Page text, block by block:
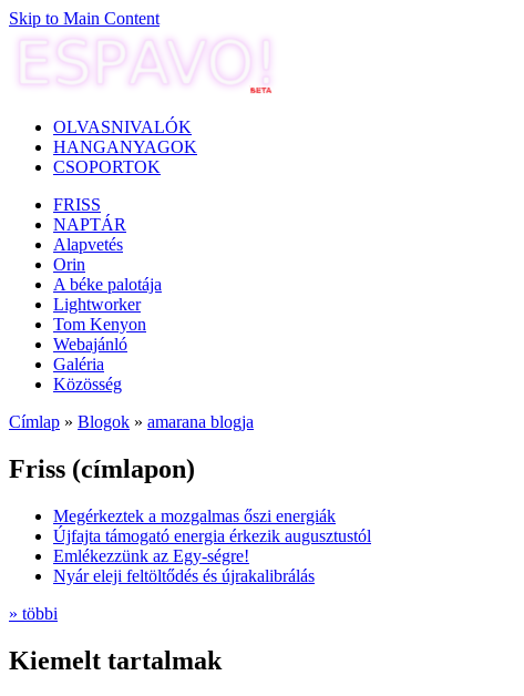
Skip to Main Content
OLVASNIVALÓK
HANGANYAGOK
CSOPORTOK
FRISS
NAPTÁR
Alapvetés
Orin
A béke palotája
Lightworker
Tom Kenyon
Webajánló
Galéria
Közösség
Címlap » Blogok » amarana blogja
Friss (címlapon)
Megérkeztek a mozgalmas őszi energiák
Újfajta támogató energia érkezik augusztustól
Emlékezzünk az Egy-ségre!
Nyár eleji feltöltődés és újrakalibrálás
» többi
Kiemelt tartalmak